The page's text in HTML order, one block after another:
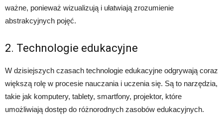
ważne, ponieważ wizualizują i ułatwiają zrozumienie
abstrakcyjnych pojęć.
2. Technologie edukacyjne
W dzisiejszych czasach technologie edukacyjne odgrywają coraz
większą rolę w procesie nauczania i uczenia się. Są to narzędzia,
takie jak komputery, tablety, smartfony, projektor, które
umożliwiają dostęp do różnorodnych zasobów edukacyjnych.